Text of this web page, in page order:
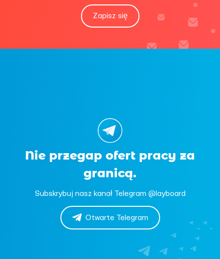
Zapisz się
Nie przegap ofert pracy za
granicą.
Subskrybuj nasz kanał Telegram @layboard
Otwarte Telegram